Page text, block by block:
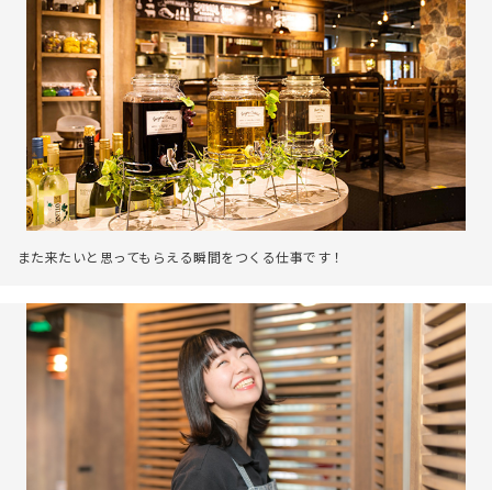
また来たいと思ってもらえる瞬間をつくる仕事です！